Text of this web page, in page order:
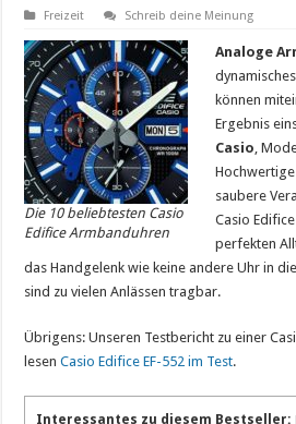
Freizeit Schreib deine Meinung
Die 10 beliebtesten Casio
Edifice Armbanduhren
Analoge
dynamisches
können
Ergebnis
Casio,
saubere
Casio
perfekten
das Handgelenk wie keine andere Uhr in
sind zu vielen Anlässen tragbar.
Übrigens: Unseren Testbericht zu einer
lesenCasio Edifice EF-552 im Test.
Interessantes zu diesem Bestseller: